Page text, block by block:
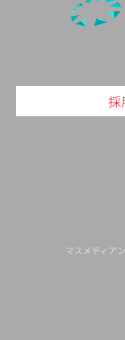
採
マスメディア